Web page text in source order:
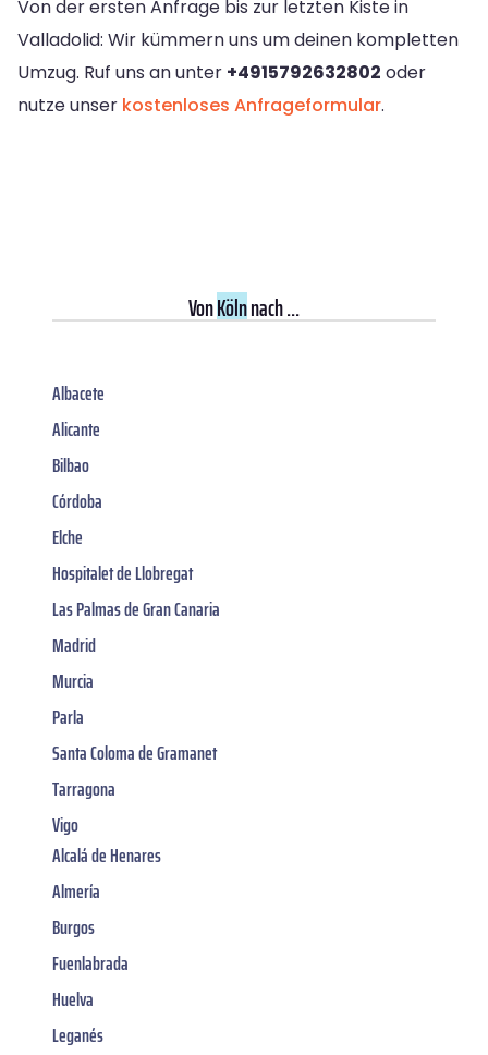
Von der ersten Anfrage bis zur letzten Kiste in
Valladolid: Wir kümmern uns um deinen kompletten
Umzug. Ruf uns an unter +4915792632802 oder
nutze unser kostenloses Anfrageformular.
VonKölnnach ...
Albacete
Alicante
Bilbao
Córdoba
Elche
Hospitalet de Llobregat
Las Palmas de Gran Canaria
Madrid
Murcia
Parla
Santa Coloma de Gramanet
Tarragona
Vigo
Alcalá de Henares
Almería
Burgos
Fuenlabrada
Huelva
Leganés